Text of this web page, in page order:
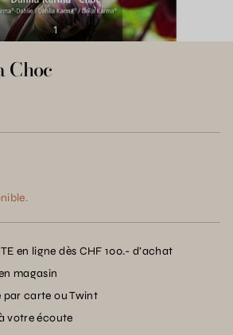
Choc
en ligne dès CHF 100.- d’achat
magasin
par carte ou Twint
votre écoute